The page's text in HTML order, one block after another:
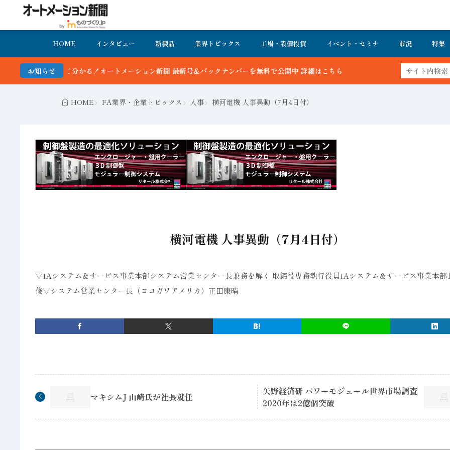
HOME インタビュー 新製品 業界トピックス 工場・設備投資 イベント・セミナ 市況 特集
お知らせ
る！オートメーション新聞 最新号＆バックナンバーを無料で公開中 詳細はこちら
HOME FA業界・企業トピックス 人事 横河電機 人事異動（7月4日付）
横河電機 人事異動（7月4日付）
▽IAシステム＆サービス事業本部システム営業センター長兼務を解く 取締役専務執行役員IAシステム＆サービス事業本部
俊▽システム営業センター長（ヨコガワアメリカ）正田康晴
マキシムJ 山崎氏が社長就任
矢野経済研 パワーモジュール世界市場調査
2020年は2億個突破